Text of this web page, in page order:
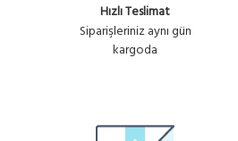
Hızlı Teslimat
Siparişleriniz aynı gün
kargoda